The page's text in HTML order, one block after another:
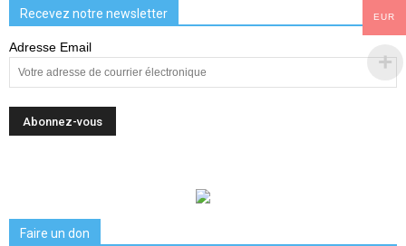
Recevez notre newsletter
Adresse Email
Faire un don
EUR